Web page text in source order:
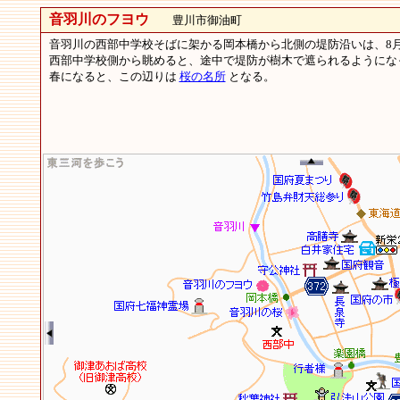
音羽川のフヨウ 豊川市御油町
音羽川の西部中学校そばに架かる岡本橋から北側の堤防沿いは、
西部中学校側から眺めると、途中で堤防が樹木で遮られるように
春になると、この辺りは 桜の名所となる。